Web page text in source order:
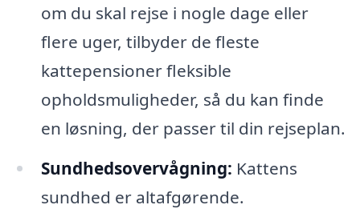
om du skal rejse i nogle dage eller
flere uger, tilbyder de fleste
kattepensioner fleksible
opholdsmuligheder, så du kan finde
en løsning, der passer til din rejseplan.
Sundhedsovervågning: Kattens
sundhed er altafgørende.